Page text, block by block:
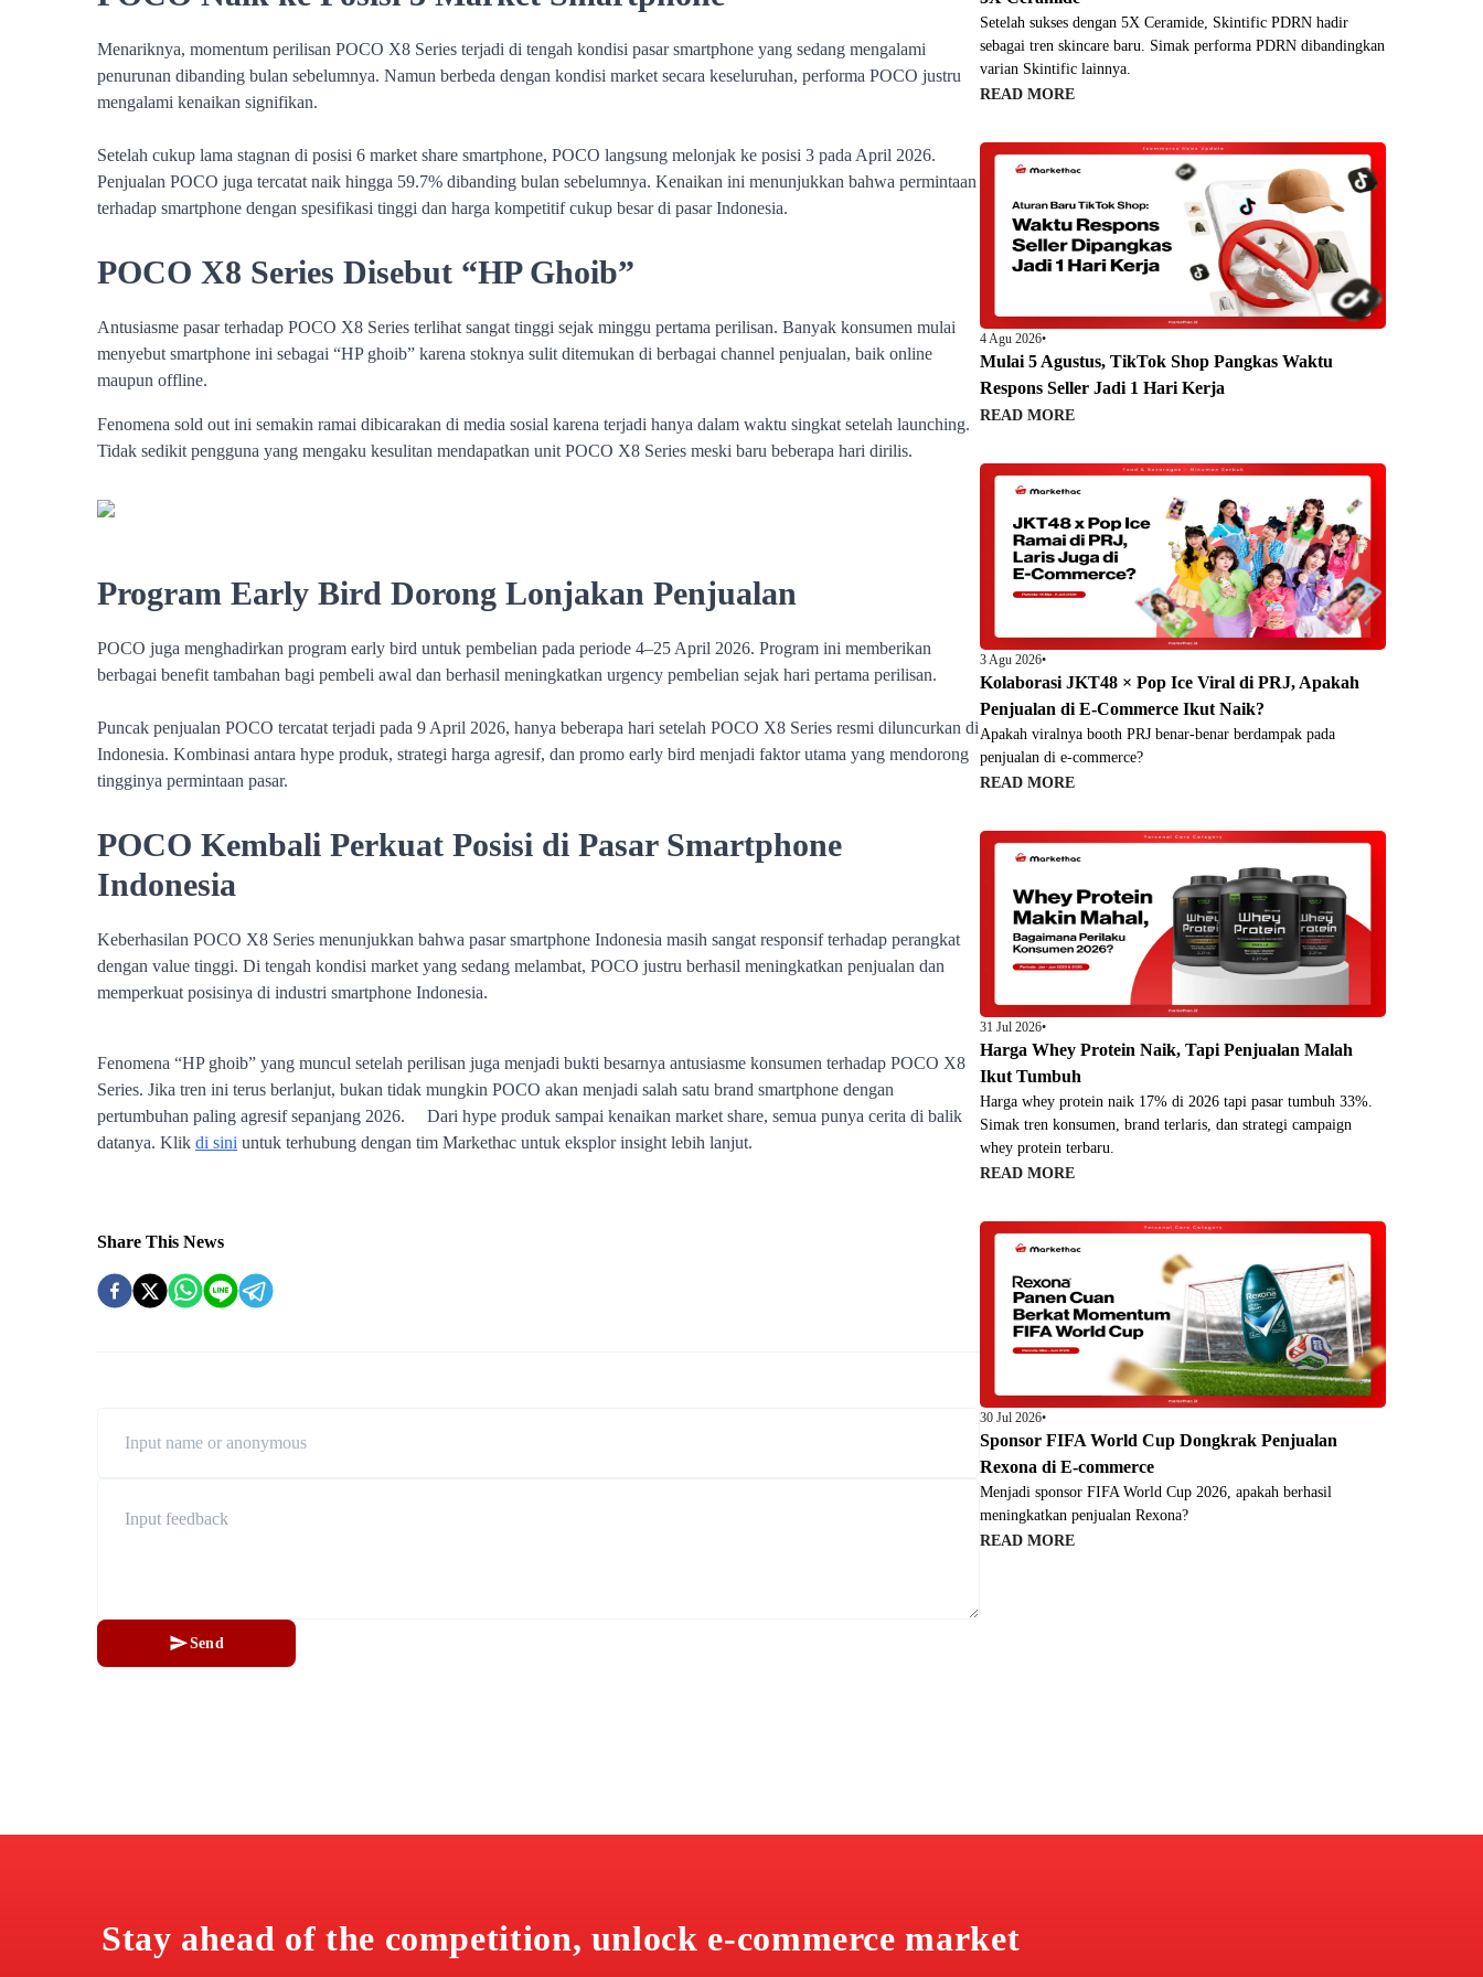
Share This News
Send
Setelah sukses dengan 5X Ceramide, Skintific PDRN hadir
sebagai tren skincare baru. Simak performa PDRN dibandingkan
varian Skintific lainnya.
READ MORE
4 Agu 2026•
Mulai 5 Agustus, TikTok Shop Pangkas Waktu
Respons Seller Jadi 1 Hari Kerja
READ MORE
3 Agu 2026•
Kolaborasi JKT48 × Pop Ice Viral di PRJ, Apakah
Penjualan di E-Commerce Ikut Naik?
Apakah viralnya booth PRJ benar-benar berdampak pada
penjualan di e-commerce?
READ MORE
31 Jul 2026•
Harga Whey Protein Naik, Tapi Penjualan Malah
Ikut Tumbuh
Harga whey protein naik 17% di 2026 tapi pasar tumbuh 33%.
Simak tren konsumen, brand terlaris, dan strategi campaign
whey protein terbaru.
READ MORE
30 Jul 2026•
Sponsor FIFA World Cup Dongkrak Penjualan
Rexona di E-commerce
Menjadi sponsor FIFA World Cup 2026, apakah berhasil
meningkatkan penjualan Rexona?
READ MORE
Stay ahead of the competition, unlock e-commerce market